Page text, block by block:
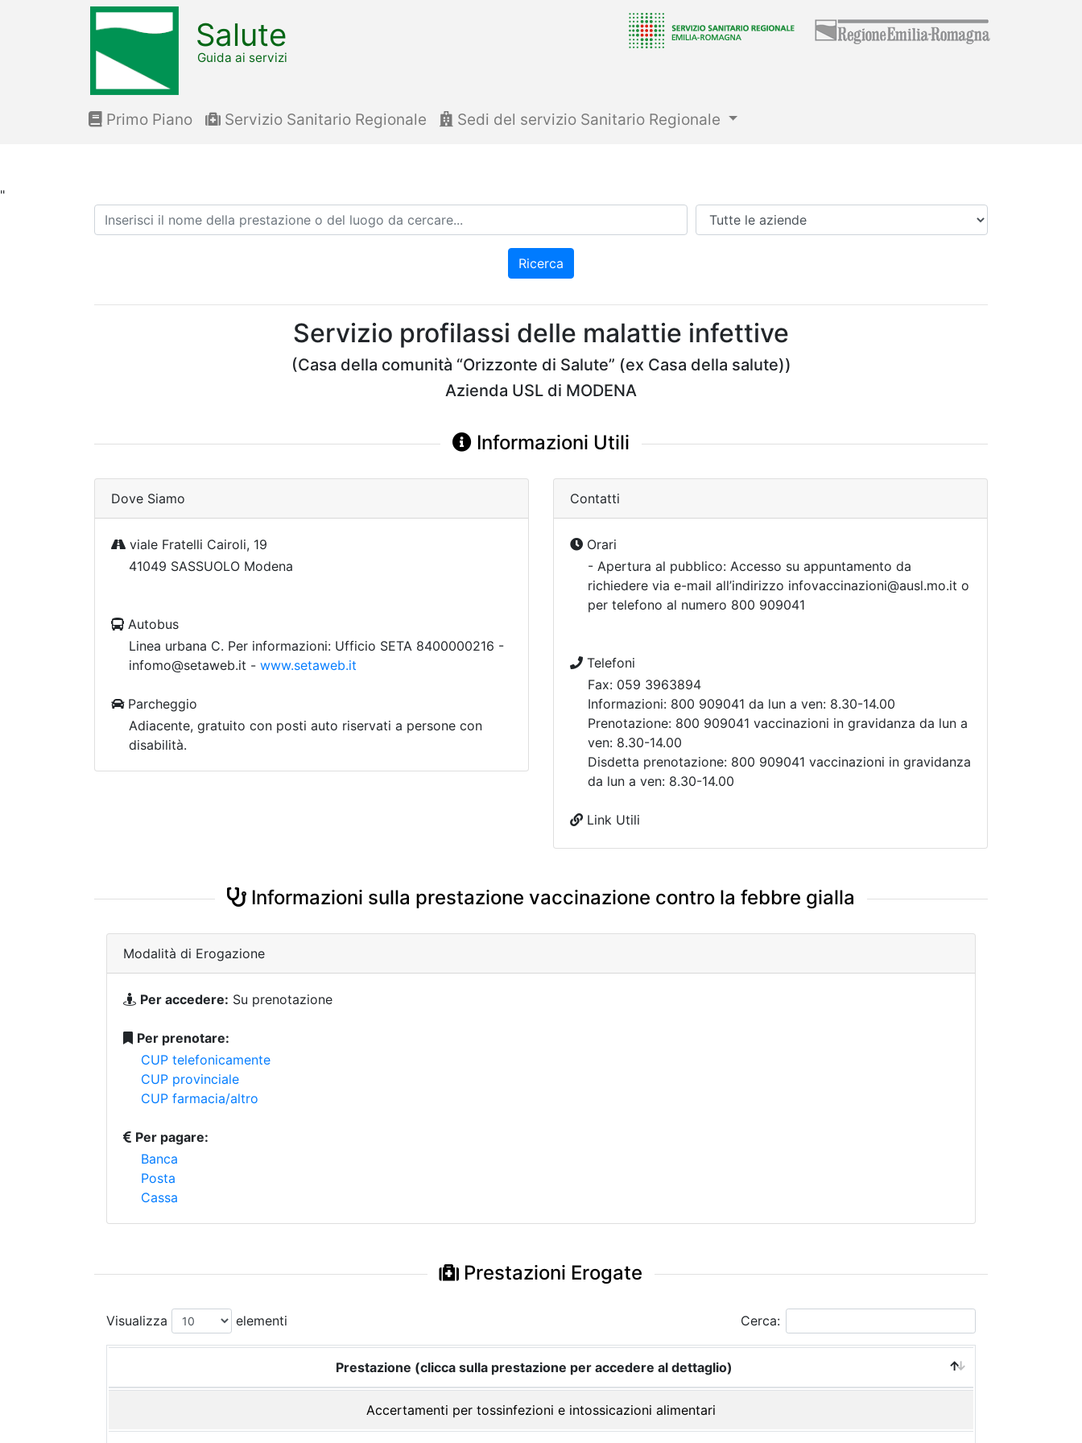
"
Salute
Guida ai servizi
Primo Piano Servizio Sanitario Regionale Sedi del servizio Sanitario Regionale
Ricerca Azienda
Ricerca
Servizio profilassi delle malattie infettive
(Casa della comunità “Orizzonte di Salute” (ex Casa della salute))
Azienda USL di MODENA
Informazioni Utili
Dove Siamo
viale Fratelli Cairoli, 19
41049 SASSUOLO Modena
Autobus
Linea urbana C. Per informazioni: Ufficio SETA 8400000216 -
infomo@setaweb.it - www.setaweb.it
Parcheggio
Adiacente, gratuito con posti auto riservati a persone con
disabilità.
Contatti
Orari
- Apertura al pubblico: Accesso su appuntamento da
richiedere via e-mail all’indirizzo infovaccinazioni@ausl.mo.it o
per telefono al numero 800 909041
Telefoni
Fax: 059 3963894
Informazioni: 800 909041 da lun a ven: 8.30-14.00
Prenotazione: 800 909041 vaccinazioni in gravidanza da lun a
ven: 8.30-14.00
Disdetta prenotazione: 800 909041 vaccinazioni in gravidanza
da lun a ven: 8.30-14.00
Link Utili
Informazioni sulla prestazione vaccinazione contro la febbre gialla
Modalità di Erogazione
Per accedere: Su prenotazione
Per prenotare:
CUP telefonicamente
CUP provinciale
CUP farmacia/altro
Per pagare:
Banca
Posta
Cassa
Prestazioni Erogate
Visualizza elementi Cerca:
Prestazione (clicca sulla prestazione per accedere al dettaglio)
Accertamenti per tossinfezioni e intossicazioni alimentari